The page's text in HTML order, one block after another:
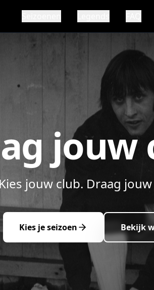
jouw
jouw club. Draag
Kies je seizoen Bekijk